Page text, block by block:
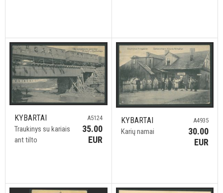
KYBARTAI
Traukinys su kariais
ant tilto
A5124
35.00
EUR
KYBARTAI
Karių namai
A4935
30.00
EUR